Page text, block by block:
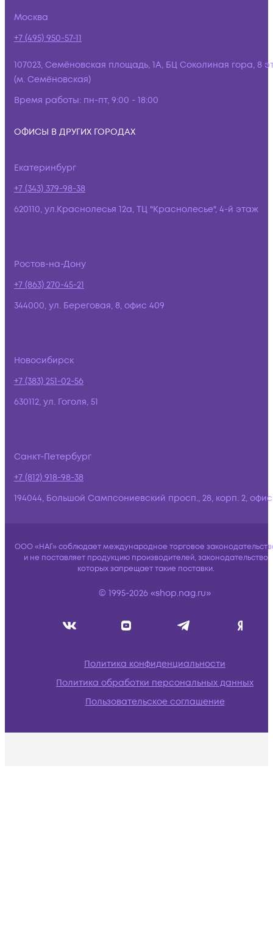
Москва
+7 (495) 950-57-11
107023, Семёновская площадь, 1А, БЦ Соколиная гора, 8
(м. Семёновская)
Время работы: пн-пт, 9:00 - 18:00
ОФИСЫ В ДРУГИХ ГОРОДАХ
Екатеринбург
+7 (343) 379-98-38
620110, ул.Краснолесья 12а, ТЦ "Краснолесье", 4-й этаж
Ростов-на-Дону
+7 (863) 270-45-21
344000, ул. Береговая, 8, офис 409
Новосибирск
+7 (383) 251-02-56
630112, ул. Гоголя, 51
Санкт-Петербург
+7 (812) 918-98-38
194044, Большой Сампсониевский просп., 28, корп. 2,
ООО «НАГ» соблюдает международное торговое
и не поставляет продукцию производителей, законодательство
которых запрещает такие поставки.
© 1995-2026 «shop.nag.ru»
Политика конфиденциальности
Политика обработки персональных данных
Пользовательское соглашение